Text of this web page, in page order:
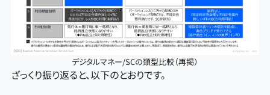
デジタルマネー/SCの類型比較（再掲）
ざっくり振り返ると、以下のとおりです。